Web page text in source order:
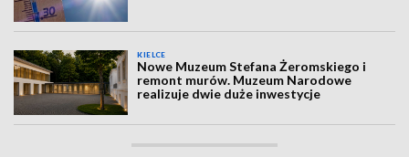
KIELCE
Nowe Muzeum Stefana Żeromskiego i
remont murów. Muzeum Narodowe
realizuje dwie duże inwestycje